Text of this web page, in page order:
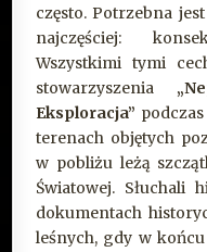
często. Potrzebna
najczęściej:
Wszystkimi tymi
stowarzyszenia
Eksploracja”
terenach objętych
w pobliżu leżą
Światowej. Słuchali
dokumentach
leśnych, gdy w